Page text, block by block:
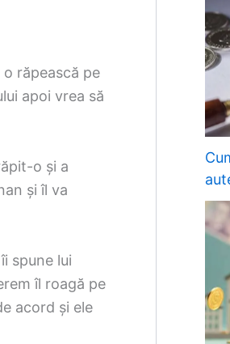
răpească pe
apoi vrea să
o și a
și îl va
spune lui
îl roagă pe
acord și ele